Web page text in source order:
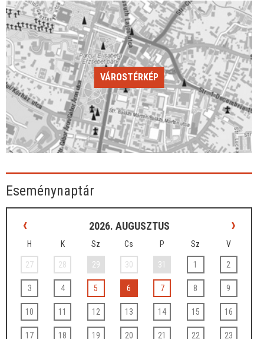
VÁROSTÉRKÉP
Eseménynaptár
‹ 2026. AUGUSZTUS ›
H K Sz Cs P Sz V
27 28 29 30 31 1 2
3 4 5 6 7 8 9
10 11 12 13 14 15 16
17 18 19 20 21 22 23